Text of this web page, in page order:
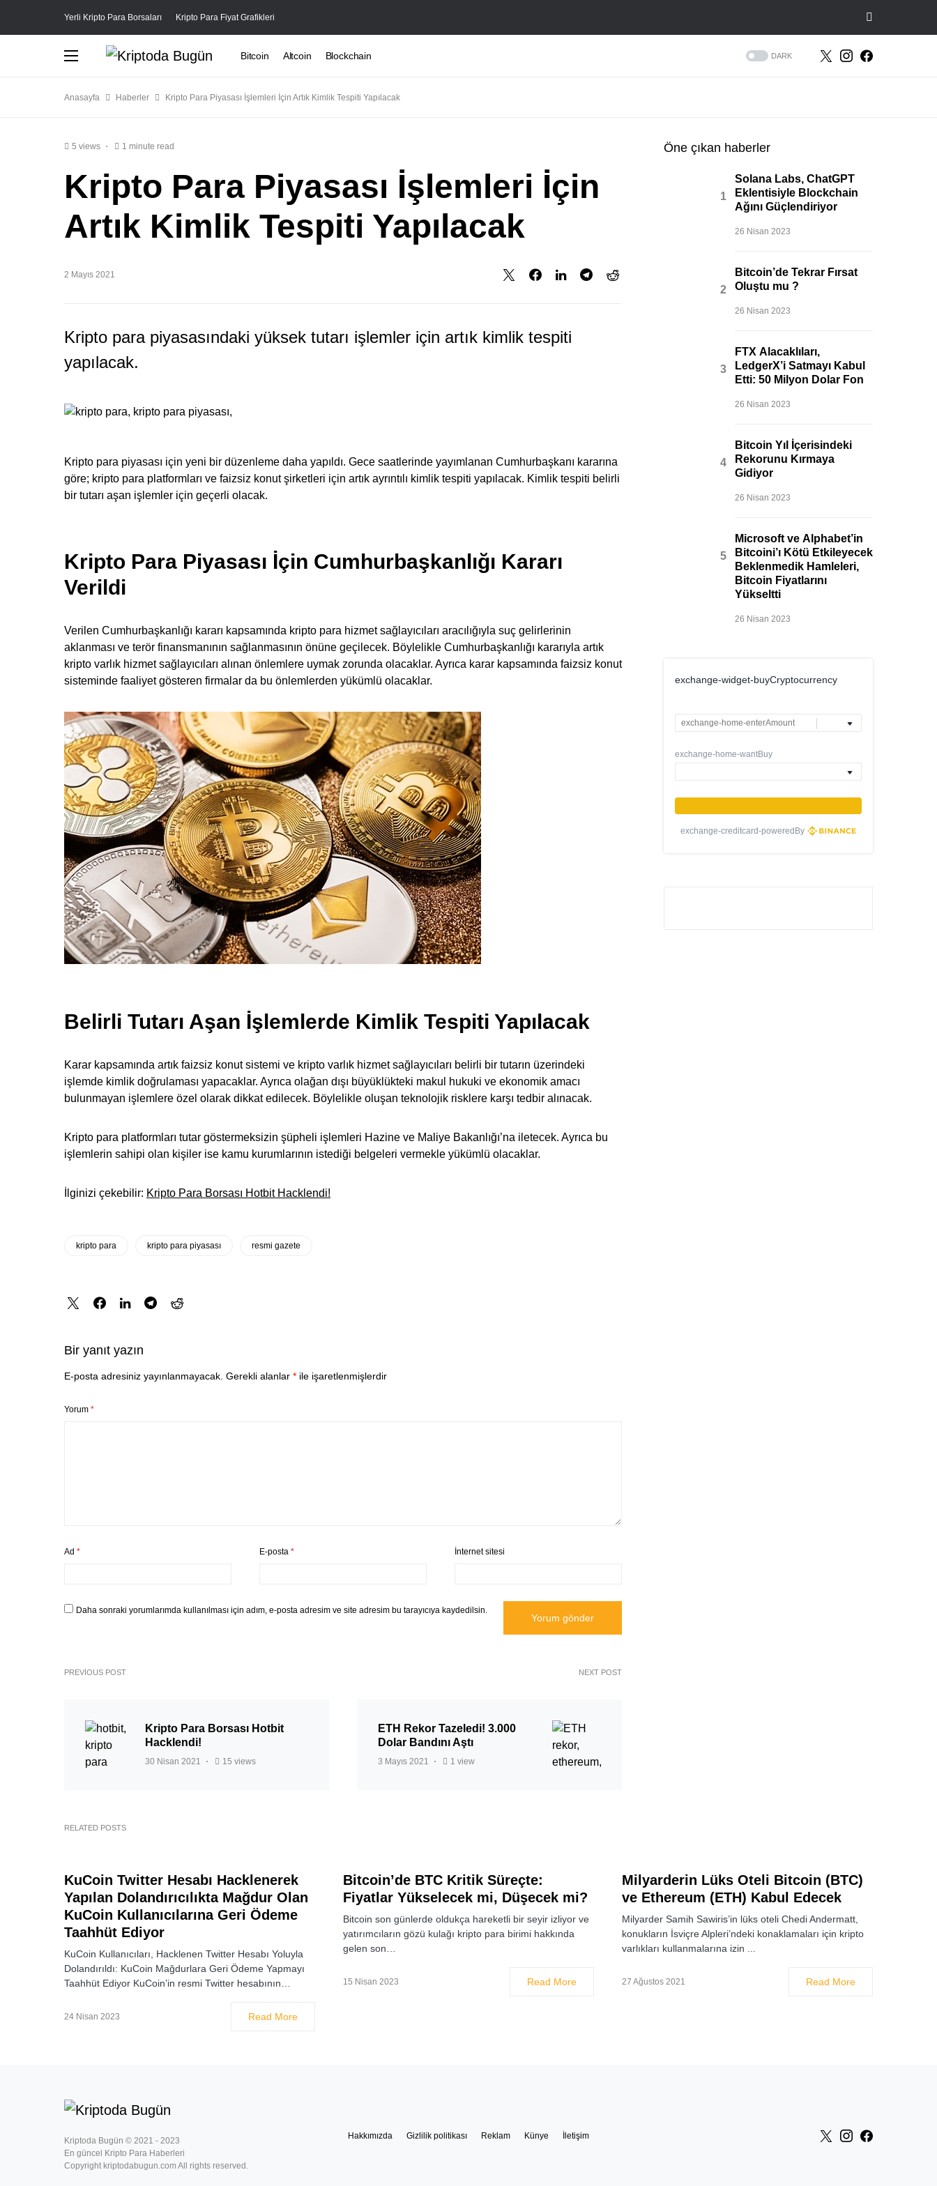
Yerli Kripto Para Borsaları Kripto Para Fiyat Grafikleri
Bitcoin Altcoin Blockchain DARK
Anasayfa Haberler Kripto Para Piyasası İşlemleri İçin Artık Kimlik Tespiti Yapılacak
5 views 1 minute read
Kripto Para Piyasası İşlemleri İçin
Artık Kimlik Tespiti Yapılacak
2 Mayıs 2021
Kripto para piyasasındaki yüksek tutarı işlemler için artık kimlik tespiti
yapılacak.
Kripto para piyasası için yeni bir düzenleme daha yapıldı. Gece saatlerinde yayımlanan Cumhurbaşkanı kararına
göre; kripto para platformları ve faizsiz konut şirketleri için artık ayrıntılı kimlik tespiti yapılacak. Kimlik tespiti belirli
bir tutarı aşan işlemler için geçerli olacak.
Kripto Para Piyasası İçin Cumhurbaşkanlığı Kararı
Verildi
Verilen Cumhurbaşkanlığı kararı kapsamında kripto para hizmet sağlayıcıları aracılığıyla suç gelirlerinin
aklanması ve terör finansmanının sağlanmasının önüne geçilecek. Böylelikle Cumhurbaşkanlığı kararıyla artık
kripto varlık hizmet sağlayıcıları alınan önlemlere uymak zorunda olacaklar. Ayrıca karar kapsamında faizsiz konut
sisteminde faaliyet gösteren firmalar da bu önlemlerden yükümlü olacaklar.
Belirli Tutarı Aşan İşlemlerde Kimlik Tespiti Yapılacak
Karar kapsamında artık faizsiz konut sistemi ve kripto varlık hizmet sağlayıcıları belirli bir tutarın üzerindeki
işlemde kimlik doğrulaması yapacaklar. Ayrıca olağan dışı büyüklükteki makul hukuki ve ekonomik amacı
bulunmayan işlemlere özel olarak dikkat edilecek. Böylelikle oluşan teknolojik risklere karşı tedbir alınacak.
Kripto para platformları tutar göstermeksizin şüpheli işlemleri Hazine ve Maliye Bakanlığı’na iletecek. Ayrıca bu
işlemlerin sahipi olan kişiler ise kamu kurumlarının istediği belgeleri vermekle yükümlü olacaklar.
İlginizi çekebilir: Kripto Para Borsası Hotbit Hacklendi!
kripto para kripto para piyasası resmi gazete
Bir yanıt yazın
E-posta adresiniz yayınlanmayacak. Gerekli alanlar * ile işaretlenmişlerdir
Yorum *
Ad * E-posta * İnternet sitesi
Daha sonraki yorumlarımda kullanılması için adım, e-posta adresim ve site adresim bu tarayıcıya kaydedilsin.
PREVIOUS POST
Kripto Para Borsası Hotbit
Hacklendi!
30 Nisan 2021 15 views
NEXT POST
ETH Rekor Tazeledi! 3.000
Dolar Bandını Aştı
3 Mayıs 2021 1 view
Öne çıkan haberler
Solana Labs, ChatGPT
Eklentisiyle Blockchain
Ağını Güçlendiriyor
26 Nisan 2023
Bitcoin’de Tekrar Fırsat
Oluştu mu ?
26 Nisan 2023
FTX Alacaklıları,
LedgerX’i Satmayı Kabul
Etti: 50 Milyon Dolar Fon
26 Nisan 2023
Bitcoin Yıl İçerisindeki
Rekorunu Kırmaya
Gidiyor
26 Nisan 2023
Microsoft ve Alphabet’in
Bitcoini’ı Kötü Etkileyecek
Beklenmedik Hamleleri,
Bitcoin Fiyatlarını
Yükseltti
26 Nisan 2023
exchange-widget-buyCryptocurrency
exchange-home-wantBuy
exchange-creditcard-poweredBy
RELATED POSTS
KuCoin Twitter Hesabı Hacklenerek
Yapılan Dolandırıcılıkta Mağdur Olan
KuCoin Kullanıcılarına Geri Ödeme
Taahhüt Ediyor
KuCoin Kullanıcıları, Hacklenen Twitter Hesabı Yoluyla
Dolandırıldı: KuCoin Mağdurlara Geri Ödeme Yapmayı
Taahhüt Ediyor KuCoin’in resmi Twitter hesabının…
24 Nisan 2023 Read More
Bitcoin’de BTC Kritik Süreçte:
Fiyatlar Yükselecek mi, Düşecek mi?
Bitcoin son günlerde oldukça hareketli bir seyir izliyor ve
yatırımcıların gözü kulağı kripto para birimi hakkında
gelen son…
15 Nisan 2023 Read More
Milyarderin Lüks Oteli Bitcoin (BTC)
ve Ethereum (ETH) Kabul Edecek
Milyarder Samih Sawiris’in lüks oteli Chedi Andermatt,
konukların İsviçre Alpleri’ndeki konaklamaları için kripto
varlıkları kullanmalarına izin ...
27 Ağustos 2021 Read More
Kriptoda Bugün © 2021 - 2023
En güncel Kripto Para Haberleri
Copyright kriptodabugun.com All rights reserved.
Hakkımızda Gizlilik politikası Reklam Künye İletişim